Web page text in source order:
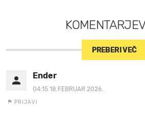
PREBERI VEČ
Ender
04:15 18.FEBRUAR 2026.
PRIJAVI